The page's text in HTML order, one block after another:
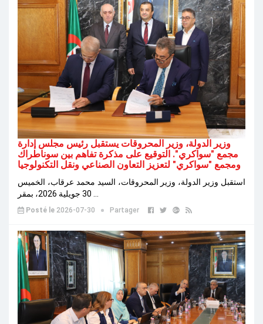
وزير الدولة، وزير المحروقات يستقبل رئيس مجلس إدارة
مجمع "سواكري". التوقيع على مذكرة تفاهم بين سوناطراك
ومجمع "سواكري" لتعزيز التعاون الصناعي ونقل التكنولوجيا
استقبل وزير الدولة، وزير المحروقات، السيد محمد عرقاب، الخميس
30 جويلية 2026، بمقر ...
Posté le2026-07-30 Partager